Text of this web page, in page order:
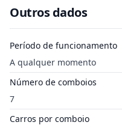
Outros dados
Período de funcionamento
A qualquer momento
Número de comboios
7
Carros por comboio